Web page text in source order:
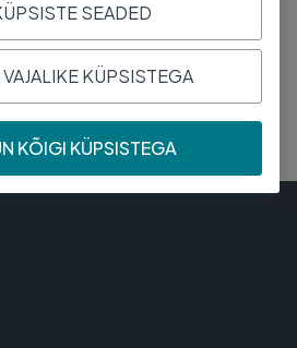
SEADED
KÜPSISTEGA
KÕIGI KÜPSISTEGA